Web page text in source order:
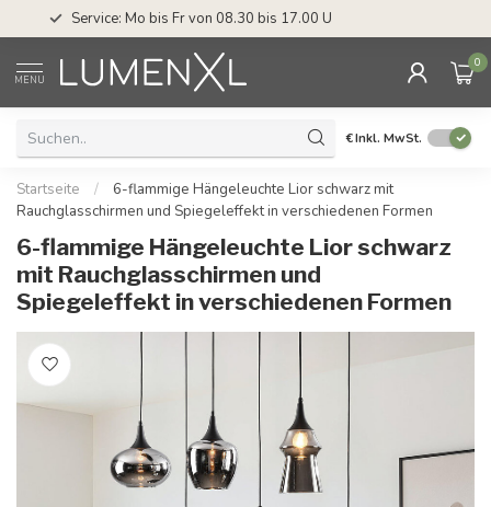
Service: Mo bis Fr von 08.30 bis 17.00 Uhr
MENU
0
€Inkl. MwSt.
Startseite /
6-flammige Hängeleuchte Lior schwarz mit
Rauchglasschirmen und Spiegeleffekt in verschiedenen Formen
6-flammige Hängeleuchte Lior schwarz
mit Rauchglasschirmen und
Spiegeleffekt in verschiedenen Formen